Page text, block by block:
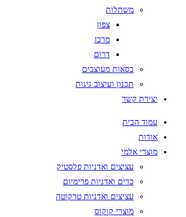
משתלות
צפון
מרכז
דרום
כסאות מעוצבים
תכנון ועיצוב גינות
יצירת קשר
עמוד הבית
אודות
מוצרי אלמי
עציצים ואדניות פלסטיק
כדים ואדניות פרימיום
עציצים ואדניות טרקוטה
מוצרי קוקוס